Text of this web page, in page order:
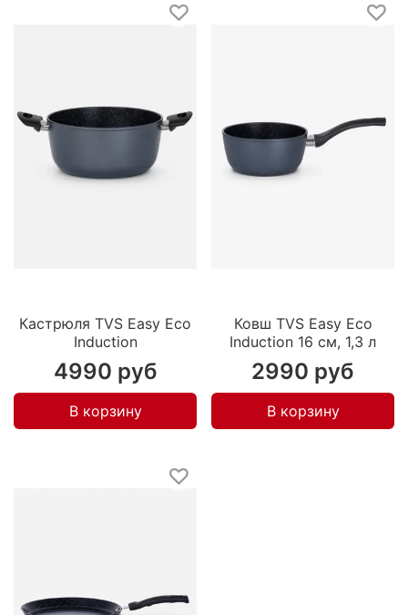
Кастрюля TVS Easy Eco
Induction
4990 руб
В корзину
Ковш TVS Easy Eco
Induction 16 см, 1,3 л
2990 руб
В корзину